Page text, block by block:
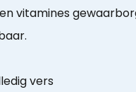
vitamines
vers